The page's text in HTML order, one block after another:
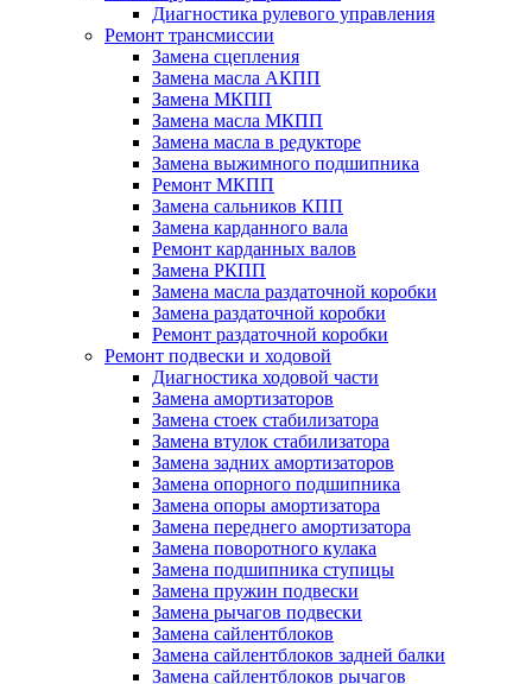
Диагностика рулевого управления
Ремонт трансмиссии
Замена сцепления
Замена масла АКПП
Замена МКПП
Замена масла МКПП
Замена масла в редукторе
Замена выжимного подшипника
Ремонт МКПП
Замена сальников КПП
Замена карданного вала
Ремонт карданных валов
Замена РКПП
Замена масла раздаточной коробки
Замена раздаточной коробки
Ремонт раздаточной коробки
Ремонт подвески и ходовой
Диагностика ходовой части
Замена амортизаторов
Замена стоек стабилизатора
Замена втулок стабилизатора
Замена задних амортизаторов
Замена опорного подшипника
Замена опоры амортизатора
Замена переднего амортизатора
Замена поворотного кулака
Замена подшипника ступицы
Замена пружин подвески
Замена рычагов подвески
Замена сайлентблоков
Замена сайлентблоков задней балки
Замена сайлентблоков рычагов